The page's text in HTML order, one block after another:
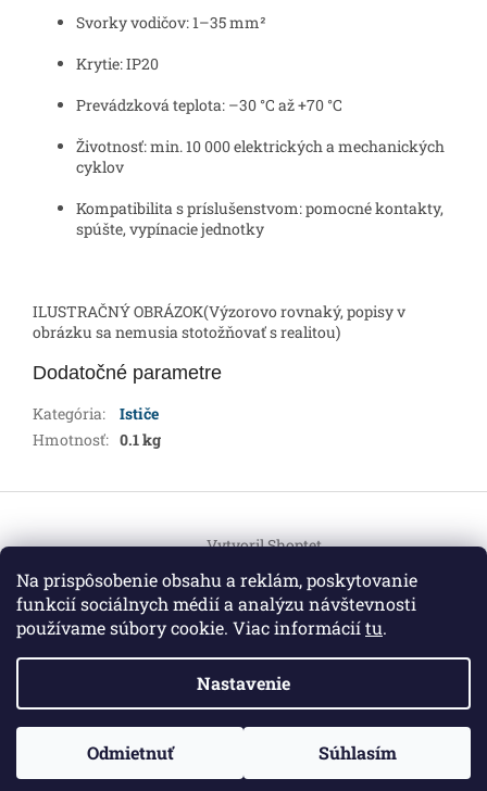
Na prispôsobenie obsahu a reklám, poskytovanie
funkcií sociálnych médií a analýzu návštevnosti
používame súbory cookie. Viac informáciítu.
Nastavenie
Odmietnuť Súhlasím
ZO ZDRAVOTNÝCH DÔVODOV BUDÚ VAŠE OBJEDNÁVKY
Svorky vodičov: 1–35 mm²
Krytie: IP20
Prevádzková teplota: –30 °C až +70 °C
Životnosť: min. 10 000 elektrických a mechanických
cyklov
Kompatibilita s príslušenstvom: pomocné kontakty,
spúšte, vypínacie jednotky
ILUSTRAČNÝ OBRÁZOK(Výzorovo rovnaký, popisy v
obrázku sa nemusia stotožňovať s realitou)
Dodatočné parametre
Kategória:
Ističe
Hmotnosť: 0.1 kg
p
Vytvoril Shoptet
Copyright 2026HEMI Elektro. Všetky práva vyhradené.
Upraviť nastavenie cookies
Informácie pre vás
|Certifikáty| Kontakt|Obchodné
podmienky|GDPR